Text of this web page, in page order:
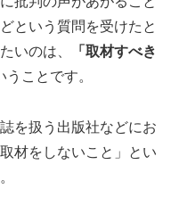
という質問を受けたと
いのは、
「取材すべき
うことです。
を扱う出版社などにお
材をしないこと」とい